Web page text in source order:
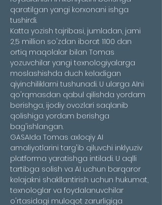
qaratilgan yangi korxonani ishga
tushirdi.
Katta yozish tajribasi, jumladan, jami
2,5 million so'zdan iborat 1100 dan
ortiq maqolalar bilan Tomas
yozuvchilar yangi texnologiyalarga
moslashishda duch keladigan
qiyinchiliklarni tushunadi. U ularga AIni
qo'rqmasdan qabul qilishda yordam
berishga, ijodiy ovozlari saqlanib
qolishiga yordam berishga
bag'ishlangan.
GASAIda Tomas axloqiy AI
amaliyotlarini targ'ib qiluvchi inklyuziv
platforma yaratishga intiladi. U aqlli
tartibga solish va AI uchun barqaror
kelajakni shakllantirish uchun hukumat,
texnologlar va foydalanuvchilar
o'rtasidagi muloqot zarurligiga